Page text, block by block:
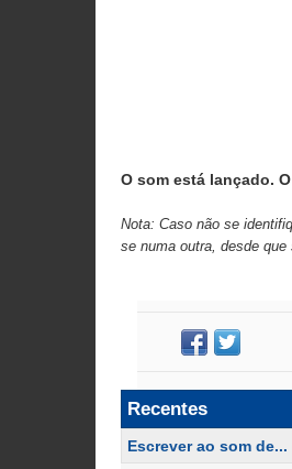
O som está lançado.
Nota: Caso não se
se numa outra, desde
Recentes
Escrever ao som de...